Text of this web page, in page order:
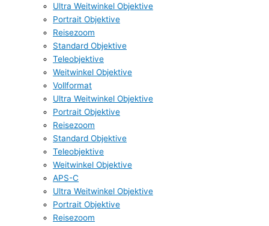
Ultra Weitwinkel Objektive
Portrait Objektive
Reisezoom
Standard Objektive
Teleobjektive
Weitwinkel Objektive
Vollformat
Ultra Weitwinkel Objektive
Portrait Objektive
Reisezoom
Standard Objektive
Teleobjektive
Weitwinkel Objektive
APS-C
Ultra Weitwinkel Objektive
Portrait Objektive
Reisezoom